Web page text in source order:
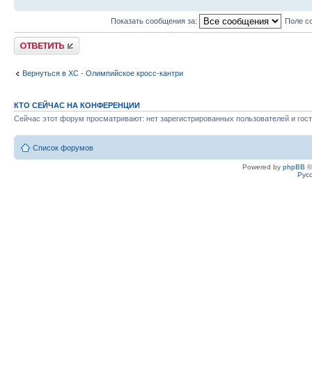
Показать сообщения за: Поле
Ответить
Вернуться в XC - Олимпийское кросс-кантри
КТО СЕЙЧАС НА КОНФЕРЕНЦИИ
Сейчас этот форум просматривают: нет зарегистрированных пользователей и
Список форумов
Powered by phpBB